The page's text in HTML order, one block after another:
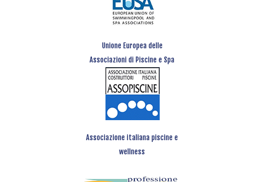
Unione Europea delle
Associazioni di Piscine e Spa
Associazione italiana piscine e
wellness